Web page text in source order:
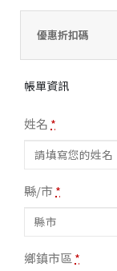
優惠折扣碼
帳單資訊
姓名 *
縣/市*
鄉鎮市區 *